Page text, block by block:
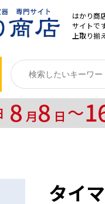
はかり商
サイトで
上取り揃
タイ